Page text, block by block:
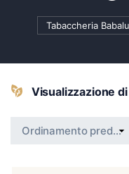
Tabaccheria Babalu
Visualizzazione